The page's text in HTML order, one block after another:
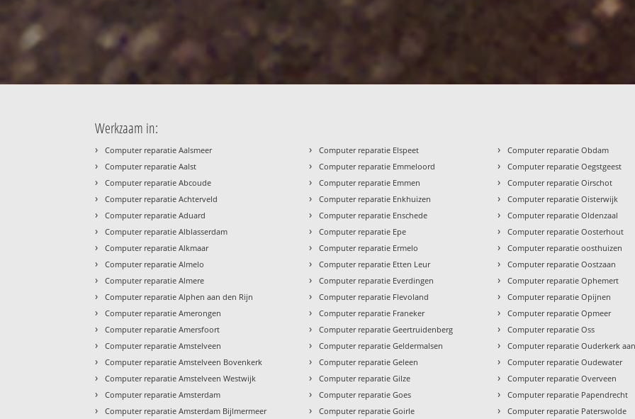
Werkzaam in:
› Computer reparatie Aalsmeer
› Computer reparatie Aalst
› Computer reparatie Abcoude
› Computer reparatie Achterveld
› Computer reparatie Aduard
› Computer reparatie Alblasserdam
› Computer reparatie Alkmaar
› Computer reparatie Almelo
› Computer reparatie Almere
› Computer reparatie Alphen aan den Rijn
› Computer reparatie Amerongen
› Computer reparatie Amersfoort
› Computer reparatie Amstelveen
› Computer reparatie Amstelveen Bovenkerk
› Computer reparatie Amstelveen Westwijk
› Computer reparatie Amsterdam
› Computer reparatie Amsterdam Bijlmermeer
› Computer reparatie Elspeet
› Computer reparatie Emmeloord
› Computer reparatie Emmen
› Computer reparatie Enkhuizen
› Computer reparatie Enschede
› Computer reparatie Epe
› Computer reparatie Ermelo
› Computer reparatie Etten Leur
› Computer reparatie Everdingen
› Computer reparatie Flevoland
› Computer reparatie Franeker
› Computer reparatie Geertruidenberg
› Computer reparatie Geldermalsen
› Computer reparatie Geleen
› Computer reparatie Gilze
› Computer reparatie Goes
› Computer reparatie Goirle
› Computer reparatie Obdam
› Computer reparatie Oegstgeest
› Computer reparatie Oirschot
› Computer reparatie Oisterwijk
› Computer reparatie Oldenzaal
› Computer reparatie Oosterhout
› Computer reparatie oosthuizen
› Computer reparatie Oostzaan
› Computer reparatie Ophemert
› Computer reparatie Opijnen
› Computer reparatie Opmeer
› Computer reparatie Oss
› Computer reparatie Ouderkerk
› Computer reparatie Oudewater
› Computer reparatie Overveen
› Computer reparatie Papendrecht
› Computer reparatie Paterswolde